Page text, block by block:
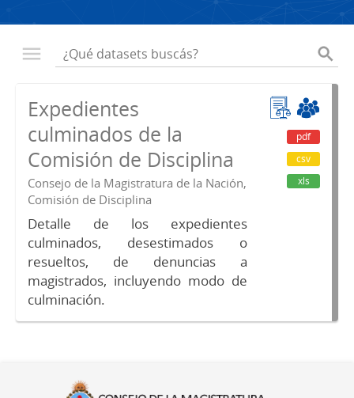
Expedientes
culminados de la
Comisión de Disciplina
Consejo de la Magistratura de la Nación,
Comisión de Disciplina
Detalle de los expedientes
culminados, desestimados o
resueltos, de denuncias a
magistrados, incluyendo modo de
culminación.
pdf
csv
xls